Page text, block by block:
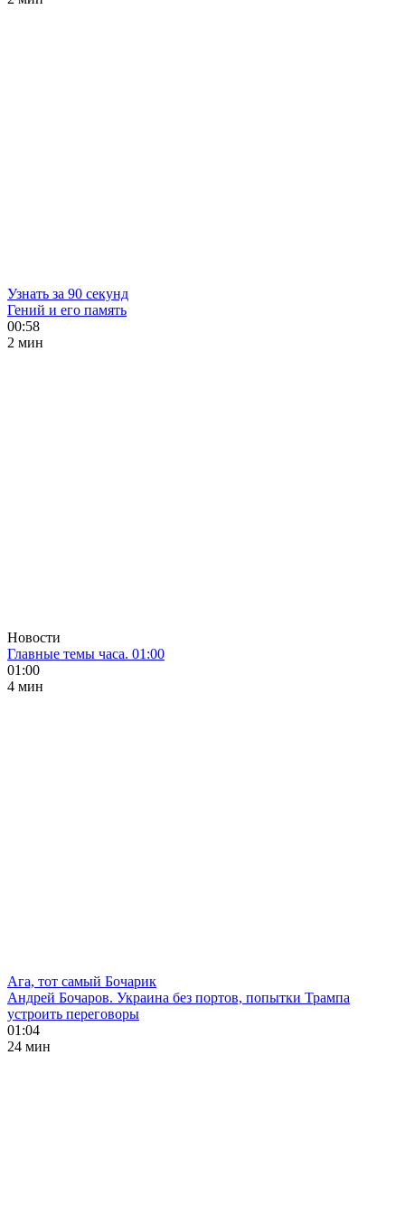
Узнать за 90 секунд
Гений и его память
00:58
2 мин
Новости
Главные темы часа. 01:00
01:00
4 мин
Ага, тот самый Бочарик
Андрей Бочаров. Украина без портов, попытки Трампа
устроить переговоры
01:04
24 мин